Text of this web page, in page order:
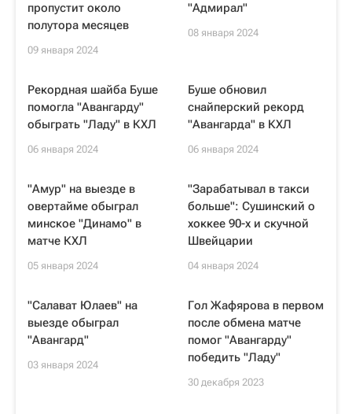
пропустит около
полутора месяцев
09 января 2024
"Адмирал"
08 января 2024
Рекордная шайба Буше
помогла "Авангарду"
обыграть "Ладу" в КХЛ
06 января 2024
Буше обновил
снайперский рекорд
"Авангарда" в КХЛ
06 января 2024
"Амур" на выезде в
овертайме обыграл
минское "Динамо" в
матче КХЛ
05 января 2024
"Зарабатывал в такси
больше": Сушинский о
хоккее 90-х и скучной
Швейцарии
04 января 2024
"Салават Юлаев" на
выезде обыграл
"Авангард"
03 января 2024
Гол Жафярова в первом
после обмена матче
помог "Авангарду"
победить "Ладу"
30 декабря 2023